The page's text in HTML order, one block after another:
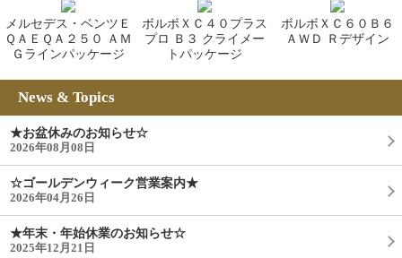
メルセデス・ベンツＥ
ＱＡＥＱＡ２５０ ＡＭ
Ｇラインパッケージ
ボルボＸＣ４０プラス
プロ Ｂ３ クライメー
トパッケージ
ボルボＸＣ６０Ｂ６
ＡＷＤ Ｒデザイン
News & Topics
★お盆休みのお知らせ☆
2026年08月08日
☆ゴールデンウィーク営業案内★
2026年04月26日
★年末・年始休業のお知らせ☆
2025年12月21日